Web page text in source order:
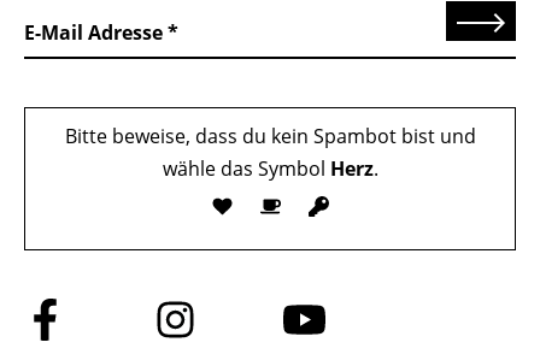
E-Mail Adresse Senden
Bitte beweise, dass du kein Spambot bist und
wähle das Symbol Herz.
Folge
uns
Folge
uns
Folge